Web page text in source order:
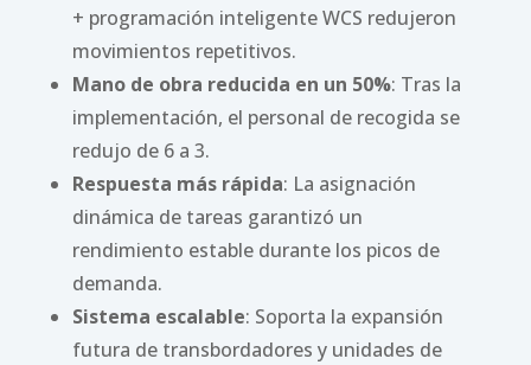
+ programación inteligente WCS redujeron
movimientos repetitivos.
Mano de obra reducida en un 50%: Tras la
implementación, el personal de recogida se
redujo de 6 a 3.
Respuesta más rápida: La asignación
dinámica de tareas garantizó un
rendimiento estable durante los picos de
demanda.
Sistema escalable: Soporta la expansión
futura de transbordadores y unidades de